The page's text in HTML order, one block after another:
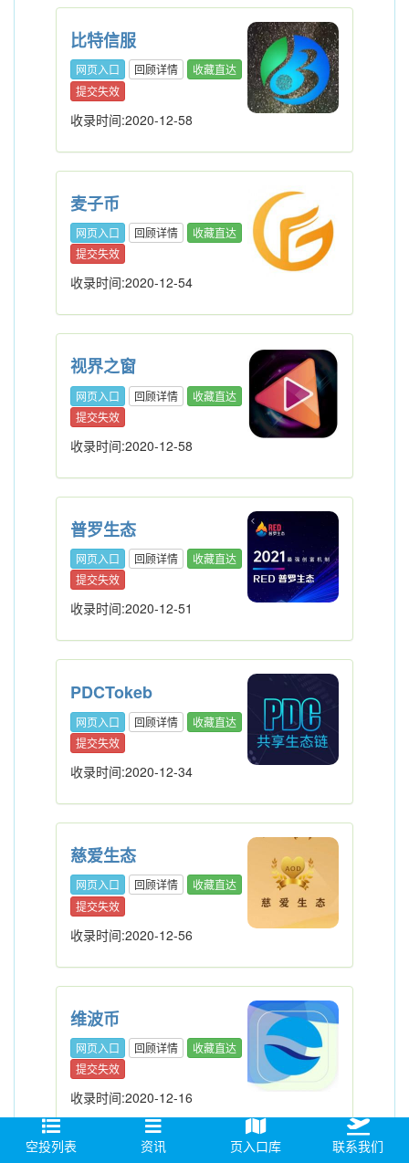
比特信服
网页入口 回顾详情
收藏直达
提交失效
收录时间:2020-12-58
麦子币
网页入口 回顾详情
收藏直达
提交失效
收录时间:2020-12-54
视界之窗
网页入口 回顾详情
收藏直达
提交失效
收录时间:2020-12-58
普罗生态
网页入口 回顾详情
收藏直达
提交失效
收录时间:2020-12-51
PDCTokeb
网页入口 回顾详情
收藏直达
提交失效
收录时间:2020-12-34
慈爱生态
网页入口 回顾详情
收藏直达
提交失效
收录时间:2020-12-56
维波币
网页入口 回顾详情
收藏直达
提交失效
收录时间:2020-12-16
空投列表 资讯 页入口库 联系我们